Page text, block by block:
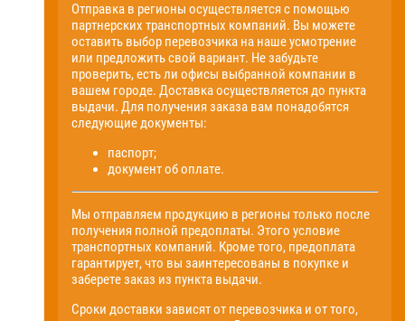
Отправка в регионы осуществляется с помощью
партнерских транспортных компаний. Вы можете
оставить выбор перевозчика на наше усмотрение
или предложить свой вариант. Не забудьте
проверить, есть ли офисы выбранной компании в
вашем городе. Доставка осуществляется до пункта
выдачи. Для получения заказа вам понадобятся
следующие документы:
паспорт;
документ об оплате.
Мы отправляем продукцию в регионы только после
получения полной предоплаты. Этого условие
транспортных компаний. Кроме того, предоплата
гарантирует, что вы заинтересованы в покупке и
заберете заказ из пункта выдачи.
Сроки доставки зависят от перевозчика и от того,